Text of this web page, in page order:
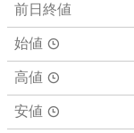
前日終値
始値
高値
安値